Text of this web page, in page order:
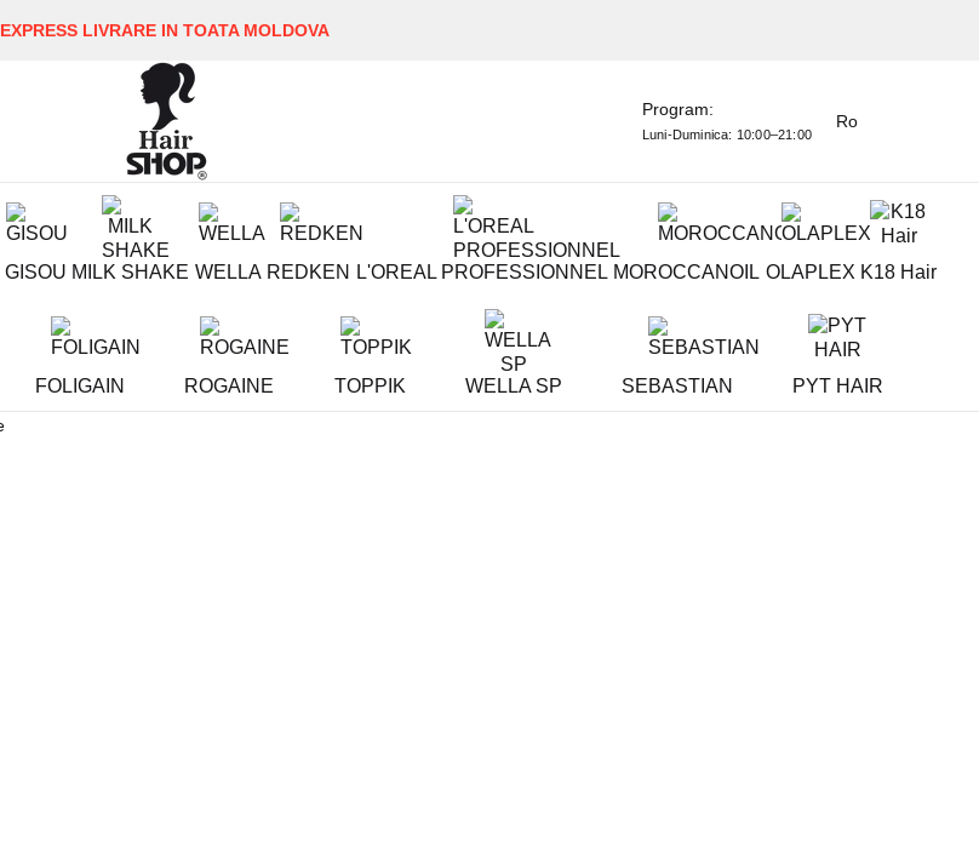
EXPRESS LIVRARE IN TOATA MOLDOVA
Program:
Luni-Duminica: 10:00–21:00
Ro
GISOU MILK SHAKE WELLA REDKEN L'OREAL PROFESSIONNEL MOROCCANOIL OLAPLEX K18 Hair
FOLIGAIN ROGAINE TOPPIK WELLA SP SEBASTIAN PYT HAIR